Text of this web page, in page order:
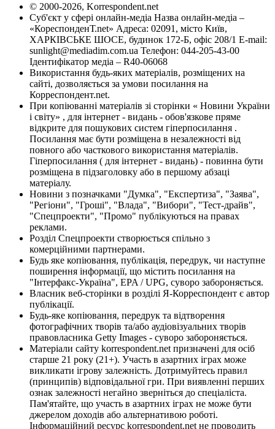
© 2000-2026, Korrespondent.net
Суб'єкт у сфері онлайн-медіа Назва онлайн-медіа –
«КореспонденТ.net» Адреса: 02091, місто Київ,
ХАРКІВСЬКЕ ШОСЕ, будинок 172-Б, офіс 208/1 E-mail:
sunlight@mediadim.com.ua Телефон: 044-205-43-00
Ідентифікатор медіа – R40-06068
Використання будь-яких матеріалів, розміщених на
сайті, дозволяється за умови посилання на
Корреспондент.net.
При копіюванні матеріалів зі сторінки « Новини України
і світу» , для інтернет - видань - обов'язкове пряме
відкрите для пошукових систем гіперпосилання .
Посилання має бути розміщена в незалежності від
повного або часткового використання матеріалів.
Гіперпосилання ( для інтернет - видань) - повинна бути
розміщена в підзаголовку або в першому абзаці
матеріалу.
Новини з позначками "Думка", "Експертиза", "Заява",
"Регіони", "Гроші", "Влада", "Вибори", "Тест-драйв",
"Спецпроекти", "Промо" публікуються на правах
реклами.
Розділ Спецпроекти створюється спільно з
комерційними партнерами.
Будь яке копіювання, публікація, передрук, чи наступне
поширення інформації, що містить посилання на
"Інтерфакс-Україна", EPA / UPG, суворо забороняється.
Власник веб-сторінки в розділі Я-Корреспондент є автор
публікації.
Будь-яке копіювання, передрук та відтворення
фотографічних творів та/або аудіовізуальних творів
правовласника Getty Images - суворо забороняється.
Матеріали сайту korrespondent.net призначені для осіб
старше 21 року (21+). Участь в азартних іграх може
викликати ігрову залежність. Дотримуйтесь правил
(принципів) відповідальної гри. При виявленні перших
ознак залежності негайно зверніться до спеціаліста.
Пам'ятайте, що участь в азартних іграх не може бути
джерелом доходів або альтернативою роботі.
Інформаційний ресурс korrespondent.net не проводить